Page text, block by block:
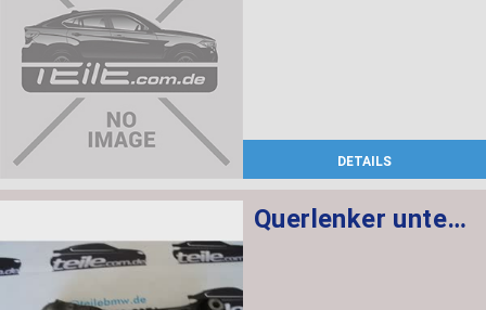
DETAILS
Querlenker unten mit Gummilager links